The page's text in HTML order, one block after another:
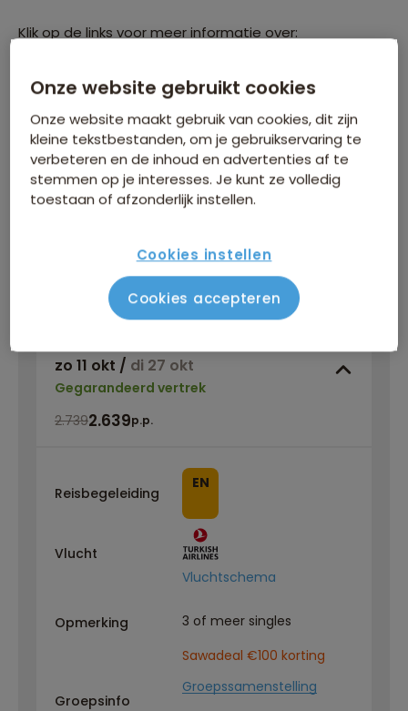
Klik op de links voor meer informatie over:
Bijkomende kosten
INFORMATIEDAG
Meer informatie
zo 11 okt / di 27 okt
Gegarandeerd vertrek
2.7392.639p.p.
Reisbegeleiding
EN
Vlucht
Vluchtschema
Opmerking
3 of meer singles
Sawadeal €100 korting
Groepsinfo
Groepssamenstelling
Onze website gebruikt cookies
Onze website maakt gebruik van cookies, dit zijn
kleine tekstbestanden, om je gebruikservaring te
verbeteren en de inhoud en advertenties af te
stemmen op je interesses. Je kunt ze volledig
toestaan of afzonderlijk instellen.
Cookies instellen
Cookies accepteren